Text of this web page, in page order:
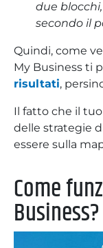
due
secondo il
Quindi, come
My Business ti
risultati,
Il fatto che il
delle strategie
essere sulla
Come
Business?